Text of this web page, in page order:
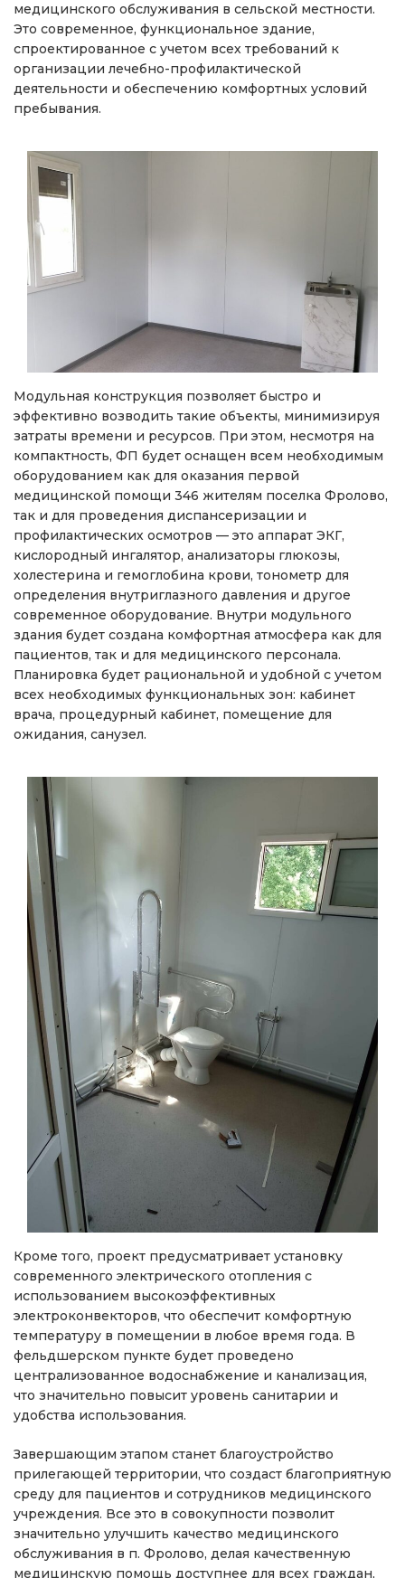
медицинского обслуживания в сельской местности.
Это современное, функциональное здание,
спроектированное с учетом всех требований к
организации лечебно-профилактической
деятельности и обеспечению комфортных условий
пребывания.
Модульная конструкция позволяет быстро и
эффективно возводить такие объекты, минимизируя
затраты времени и ресурсов. При этом, несмотря на
компактность, ФП будет оснащен всем необходимым
оборудованием как для оказания первой
медицинской помощи 346 жителям поселка Фролово,
так и для проведения диспансеризации и
профилактических осмотров — это аппарат ЭКГ,
кислородный ингалятор, анализаторы глюкозы,
холестерина и гемоглобина крови, тонометр для
определения внутриглазного давления и другое
современное оборудование. Внутри модульного
здания будет создана комфортная атмосфера как для
пациентов, так и для медицинского персонала.
Планировка будет рациональной и удобной с учетом
всех необходимых функциональных зон: кабинет
врача, процедурный кабинет, помещение для
ожидания, санузел.
Кроме того, проект предусматривает установку
современного электрического отопления с
использованием высокоэффективных
электроконвекторов, что обеспечит комфортную
температуру в помещении в любое время года. В
фельдшерском пункте будет проведено
централизованное водоснабжение и канализация,
что значительно повысит уровень санитарии и
удобства использования.
Завершающим этапом станет благоустройство
прилегающей территории, что создаст благоприятную
среду для пациентов и сотрудников медицинского
учреждения. Все это в совокупности позволит
значительно улучшить качество медицинского
обслуживания в п. Фролово, делая качественную
медицинскую помощь доступнее для всех граждан,